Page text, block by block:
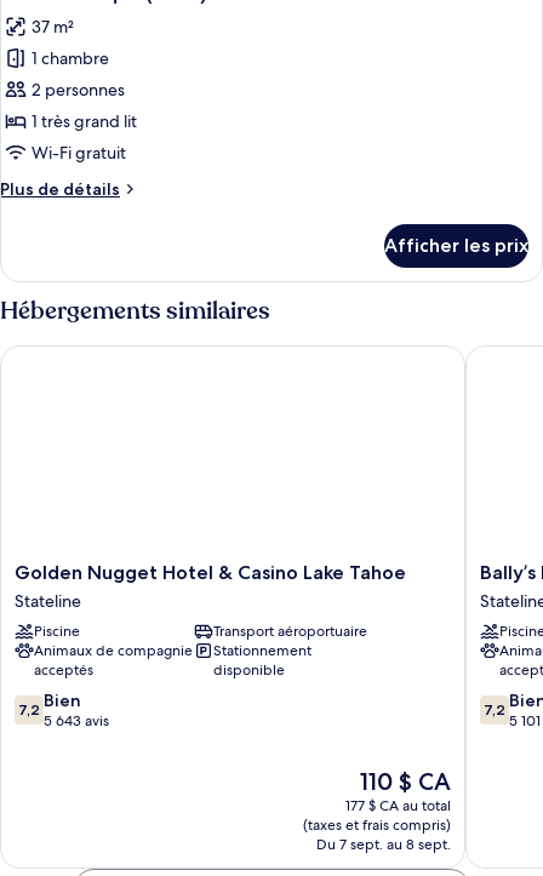
lit
(Fireplace)
lit
(Fireplace)
les
photos
pour
ce
type
chambre :
(Suite)
37 m²
1 chambre
2 personnes
1 très grand lit
Wi-Fi gratuit
Plus de détails
Plus
Chalet
rustique
(Suite)
Afficher les prix
Hébergements similaires
Golden
Nugget
Hotel
&
Casino
Lake
Tahoe
Stateline
Golden Nugget Hotel & Casino Lake Tahoe
Stateline
Piscine
Transport aéroportuaire
Animaux de compagnie
acceptés
Stationnement
disponible
7.2
sur
7,2 Bien
5 643 avis
Le
prix
est
de
110 $ CA
110 $ CA
177 $ CA au total
(taxes et frais compris)
Du 7 sept. au 8 sept.
Golden Nugget Hotel & Casino Lake Tahoe
Bally’s
Lake
Tahoe
Casino
Resort
7.2
sur
7,2
5
Bally’s